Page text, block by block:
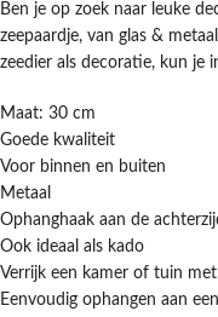
Ben je op zoek naar leuke
zeepaardje, van glas &
zeedier als decoratie, kun je
Maat: 30 cm
Goede kwaliteit
Voor binnen en buiten
Metaal
Ophanghaak aan de
Ook ideaal als kado
Verrijk een kamer of tuin
Eenvoudig ophangen aan